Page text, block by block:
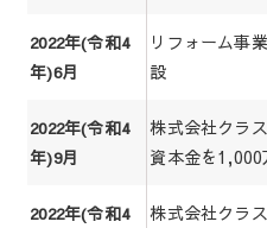
2022年(令和4
年)6月
リフォーム事
設
2022年(令和4
年)9月
株式会社クラ
資本金を1,000
2022年(令和4
株式会社クラ